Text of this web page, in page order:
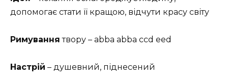
допомогає стати її кращою, відчути красу світу
Римування твору – аbbа аbbа ccd eed
Настрій – душевний, піднесений